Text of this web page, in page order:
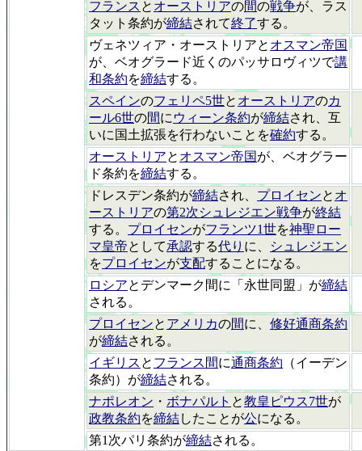
フランス と オーストリアの間の戦争が、ラス
タット条約が締結されて終了する。
ヴェネツィア・オーストリアと オスマン帝国
が、ベオグラード近くのパッサロヴィツで講
和条約を締結する。
スペインのフェリペ5世と オーストリアのカ
ール6世の間に ウィーン条約が締結され、互
いに国土拡張を行わないことを確約する。
オーストリアと オスマン帝国が、ベオグラー
ド条約を締結する。
ドレスデン条約が締結され、 プロイセンと オ
ーストリアの第2次シュレジエン戦争が終結
する。 プロイセンがフランツ1世を神聖ロー
マ皇帝として承認する代り に、
シュレジエン
をプロイセンが支配することになる。
ロシアとデンマーク間に「永世同盟」が締結
される。
プロイセンと アメリカの間に、 修好通商条約
が締結される。
イギリス と フランス間に通商条約 （イーデン
条約）が締結される。
ナポレオン ・ ボナパルト と教皇ピウス7世が
政教条約を締結したことが公になる。
第1次パリ条約が締結される。